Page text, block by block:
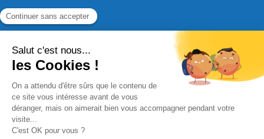
Guide de la Broderie
Nous contacter |
Paiement sécurisé